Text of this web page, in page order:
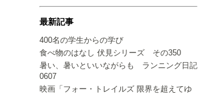
最新記事
400名の学生からの学び
食べ物のはなし 伏見シリーズ その350
暑い、暑いといいながらも ランニング日記
0607
映画「フォー・トレイルズ 限界を超えてゆ